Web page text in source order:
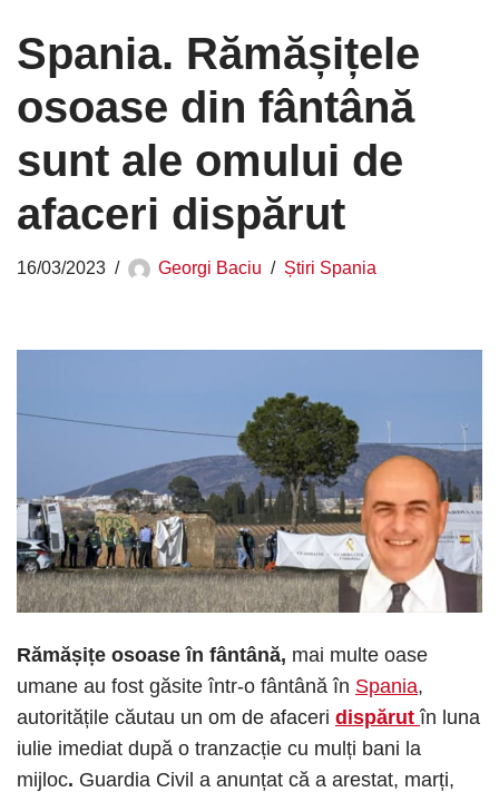
Spania. Rămășițele
osoase din fântână
sunt ale omului de
afaceri dispărut
16/03/2023 Georgi Baciu Știri Spania
Rămășițe osoase în fântână, mai multe oase
umane au fost găsite într-o fântână în Spania,
autoritățile căutau un om de afaceri dispărutîn luna
iulie imediat după o tranzacție cu mulți bani la
mijloc. Guardia Civil a anunțat că a arestat, marți,